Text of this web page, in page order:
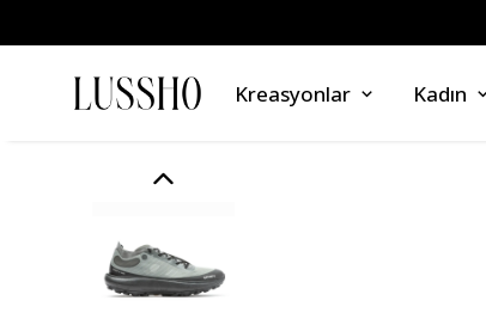
Kreasyonlar Kadın